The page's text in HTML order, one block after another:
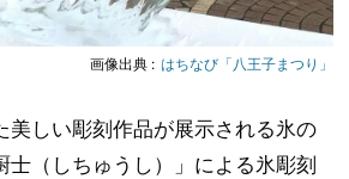
画像出典 : はちなび「八王子まつり」
美しい彫刻作品が展示される氷の
士（しちゅうし）」による氷彫刻